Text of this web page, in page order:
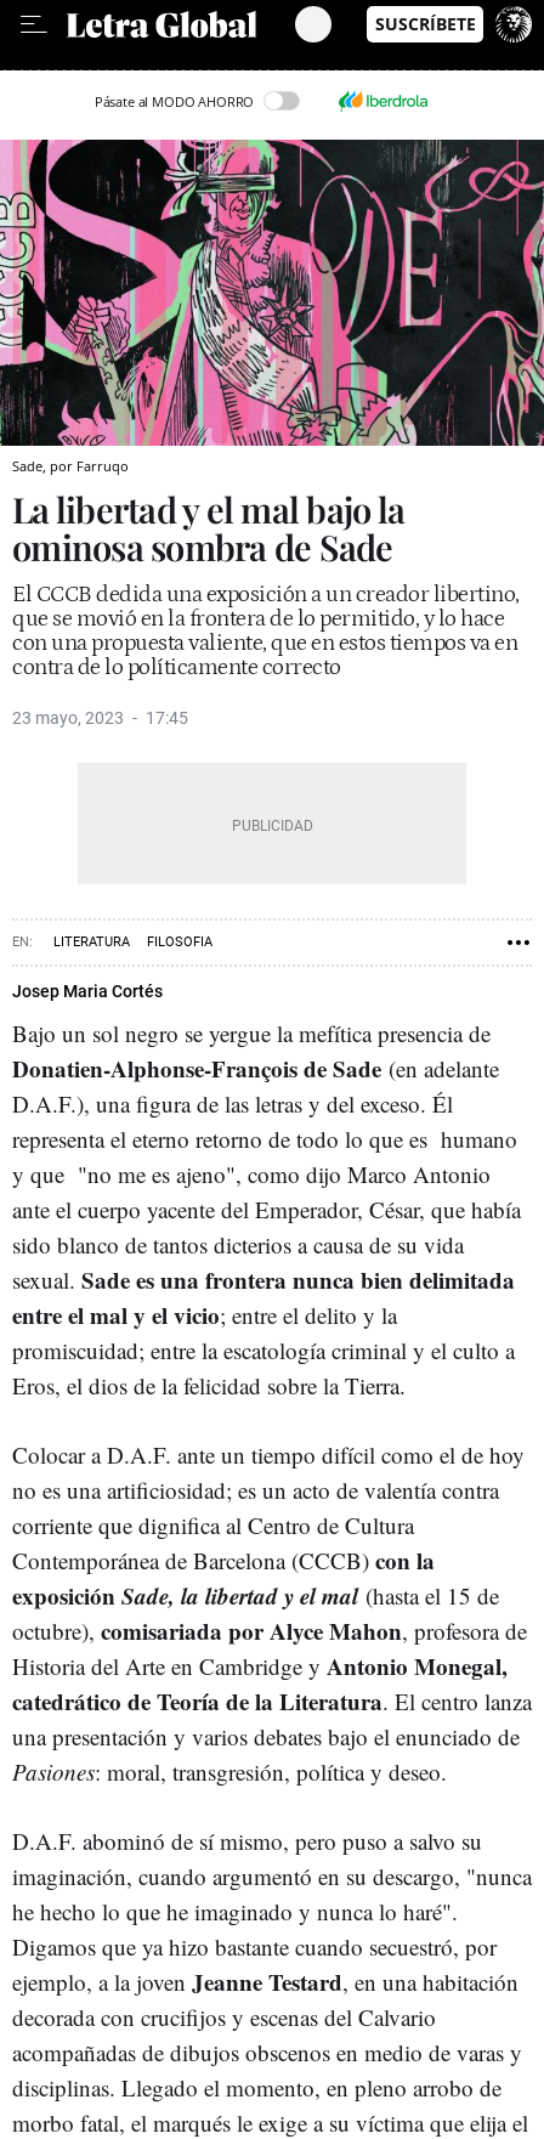
Pásate al MODO AHORRO
Sade, por Farruqo
La libertad y el mal bajo la
ominosa sombra de Sade
El CCCB dedida una exposición a un creador libertino,
que se movió en la frontera de lo permitido, y lo hace
con una propuesta valiente, que en estos tiempos va en
contra de lo políticamente correcto
23 mayo, 2023 17:45
LITERATURA FILOSOFIA
Josep Maria Cortés
Bajo un sol negro se yergue la mefítica presencia de
Donatien-Alphonse-François de Sade (en adelante
D.A.F.), una figura de las letras y del exceso. Él
representa el eterno retorno de todo lo que es humano
y que "no me es ajeno", como dijo Marco Antonio
ante el cuerpo yacente del Emperador, César, que había
sido blanco de tantos dicterios a causa de su vida
sexual. Sade es una frontera nunca bien delimitada
entre el mal y el vicio; entre el delito y la
promiscuidad; entre la escatología criminal y el culto a
Eros, el dios de la felicidad sobre la Tierra.
Colocar a D.A.F. ante un tiempo difícil como el de hoy
no es una artificiosidad; es un acto de valentía contra
corriente que dignifica al Centro de Cultura
Contemporánea de Barcelona (CCCB) con la
exposiciónSade, la libertad y el mal(hasta el 15 de
octubre), comisariada por Alyce Mahon, profesora de
Historia del Arte en Cambridge y Antonio Monegal,
catedrático de Teoría de la Literatura. El centro lanza
una presentación y varios debates bajo el enunciado de
Pasiones: moral, transgresión, política y deseo.
D.A.F. abominó de sí mismo, pero puso a salvo su
imaginación, cuando argumentó en su descargo, "nunca
he hecho lo que he imaginado y nunca lo haré".
Digamos que ya hizo bastante cuando secuestró, por
ejemplo, a la joven Jeanne Testard, en una habitación
decorada con crucifijos y escenas del Calvario
acompañadas de dibujos obscenos en medio de varas y
disciplinas. Llegado el momento, en pleno arrobo de
morbo fatal, el marqués le exige a su víctima que elija el